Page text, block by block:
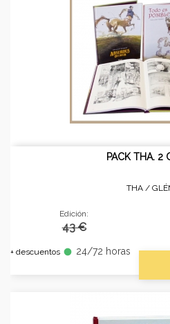
PACK THA. 2
THA /
Edición:
43 €
+ descuentos fiber_manual_record 24/72 horas